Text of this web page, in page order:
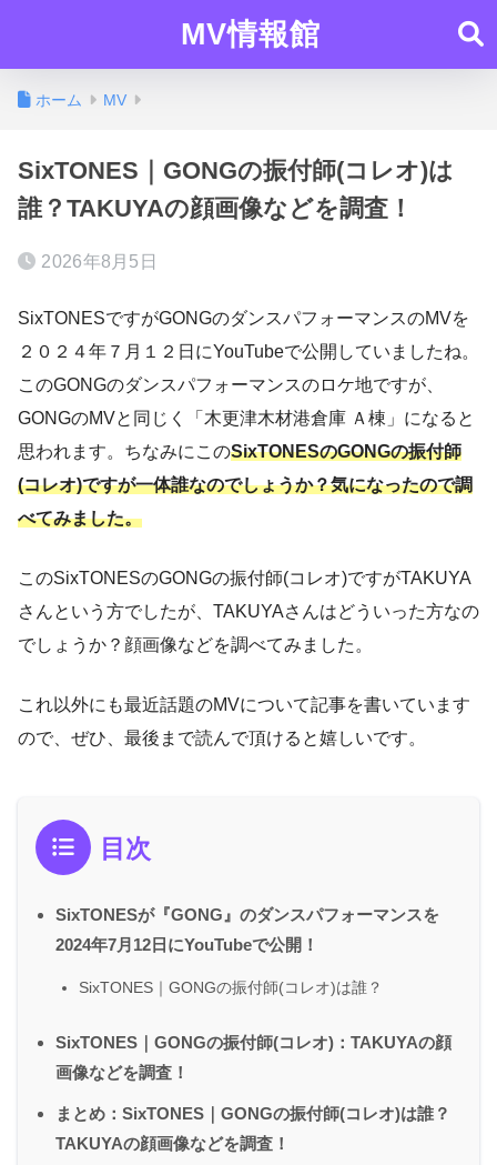
MV情報館
ホーム MV
SixTONES｜GONGの振付師(コレオ)は
誰？TAKUYAの顔画像などを調査！
2026年8月5日
SixTONESですがGONGのダンスパフォーマンスのMVを
２０２４年７月１２日にYouTubeで公開していましたね。
このGONGのダンスパフォーマンスのロケ地ですが、
GONGのMVと同じく「木更津木材港倉庫 Ａ棟」になると
思われます。ちなみにこのSixTONESのGONGの振付師
(コレオ)ですが一体誰なのでしょうか？気になったので調
べてみました。
このSixTONESのGONGの振付師(コレオ)ですがTAKUYA
さんという方でしたが、TAKUYAさんはどういった方なの
でしょうか？顔画像などを調べてみました。
これ以外にも最近話題のMVについて記事を書いています
ので、ぜひ、最後まで読んで頂けると嬉しいです。
目次
SixTONESが『GONG』のダンスパフォーマンスを
2024年7月12日にYouTubeで公開！
SixTONES｜GONGの振付師(コレオ)は誰？
SixTONES｜GONGの振付師(コレオ)：TAKUYAの顔
画像などを調査！
まとめ：SixTONES｜GONGの振付師(コレオ)は誰？
TAKUYAの顔画像などを調査！